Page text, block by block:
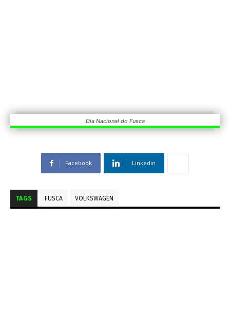
Dia Nacional do Fusca
Facebook Linkedin
TAGS FUSCA VOLKSWAGEN